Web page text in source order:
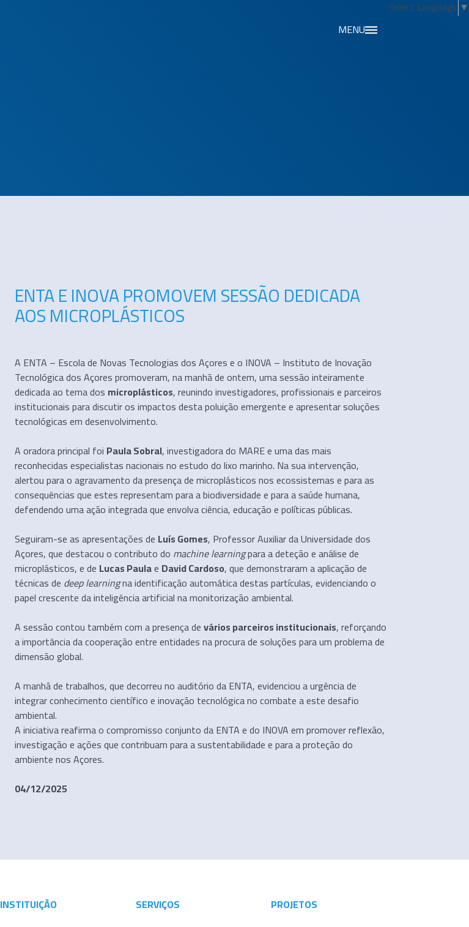
Select Language ▼
MENU
ENTA E INOVA PROMOVEM SESSÃO DEDICADA
AOS MICROPLÁSTICOS
A ENTA – Escola de Novas Tecnologias dos Açores e o INOVA – Instituto de Inovação
Tecnológica dos Açores promoveram, na manhã de ontem, uma sessão inteiramente
dedicada ao tema dos microplásticos, reunindo investigadores, profissionais e parceiros
institucionais para discutir os impactos desta poluição emergente e apresentar soluções
tecnológicas em desenvolvimento.
A oradora principal foi Paula Sobral, investigadora do MARE e uma das mais
reconhecidas especialistas nacionais no estudo do lixo marinho. Na sua intervenção,
alertou para o agravamento da presença de microplásticos nos ecossistemas e para as
consequências que estes representam para a biodiversidade e para a saúde humana,
defendendo uma ação integrada que envolva ciência, educação e políticas públicas.
Seguiram-se as apresentações de Luís Gomes, Professor Auxiliar da Universidade dos
Açores, que destacou o contributo do machine learningpara a deteção e análise de
microplásticos, e de Lucas Paulae David Cardoso, que demonstraram a aplicação de
técnicas de deep learningna identificação automática destas partículas, evidenciando o
papel crescente da inteligência artificial na monitorização ambiental.
A sessão contou também com a presença devários parceiros institucionais, reforçando
a importância da cooperação entre entidades na procura de soluções para um problema de
dimensão global.
A manhã de trabalhos, que decorreu no auditório da ENTA, evidenciou a urgência de
integrar conhecimento científico e inovação tecnológica no combate a este desafio
ambiental.
A iniciativa reafirma o compromisso conjunto da ENTA e do INOVA em promover reflexão,
investigação e ações que contribuam para a sustentabilidade e para a proteção do
ambiente nos Açores.
04/12/2025
INSTITUIÇÃO
SERVIÇOS
PROJETOS